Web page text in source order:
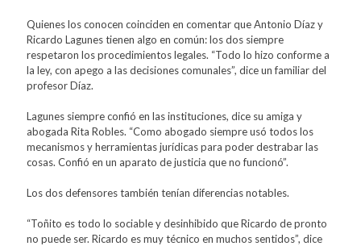
Quienes los conocen coinciden en comentar que Antonio Díaz y
Ricardo Lagunes tienen algo en común: los dos siempre
respetaron los procedimientos legales. “Todo lo hizo conforme a
la ley, con apego a las decisiones comunales”, dice un familiar del
profesor Díaz.
Lagunes siempre confió en las instituciones, dice su amiga y
abogada Rita Robles. “Como abogado siempre usó todos los
mecanismos y herramientas jurídicas para poder destrabar las
cosas. Confió en un aparato de justicia que no funcionó”.
Los dos defensores también tenían diferencias notables.
“Toñito es todo lo sociable y desinhibido que Ricardo de pronto
no puede ser. Ricardo es muy técnico en muchos sentidos”, dice